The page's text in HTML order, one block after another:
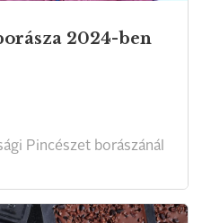
2024-ben
Pincészet borászánál